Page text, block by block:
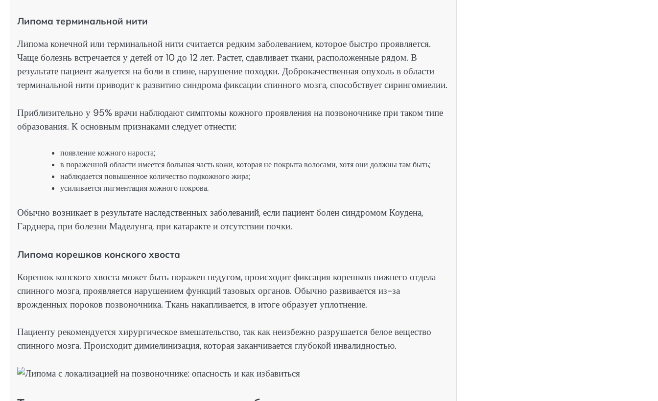
Липома терминальной нити
Липома конечной или терминальной нити считается редким заболеванием, которое быстро проявляется.
Чаще болезнь встречается у детей от 10 до 12 лет. Растет, сдавливает ткани, расположенные рядом. В
результате пациент жалуется на боли в спине, нарушение походки. Доброкачественная опухоль в области
терминальной нити приводит к развитию синдрома фиксации спинного мозга, способствует сирингомиелии.
Приблизительно у 95% врачи наблюдают симптомы кожного проявления на позвоночнике при таком типе
образования. К основным признаками следует отнести:
появление кожного нароста;
в пораженной области имеется большая часть кожи, которая не покрыта волосами, хотя они должны там быть;
наблюдается повышенное количество подкожного жира;
усиливается пигментация кожного покрова.
Обычно возникает в результате наследственных заболеваний, если пациент болен синдромом Коудена,
Гарднера, при болезни Маделунга, при катаракте и отсутствии почки.
Липома корешков конского хвоста
Корешок конского хвоста может быть поражен недугом, происходит фиксация корешков нижнего отдела
спинного мозга, проявляется нарушением функций тазовых органов. Обычно развивается из-за
врожденных пороков позвоночника. Ткань накапливается, в итоге образует уплотнение.
Пациенту рекомендуется хирургическое вмешательство, так как неизбежно разрушается белое вещество
спинного мозга. Происходит димиелинизация, которая заканчивается глубокой инвалидностью.